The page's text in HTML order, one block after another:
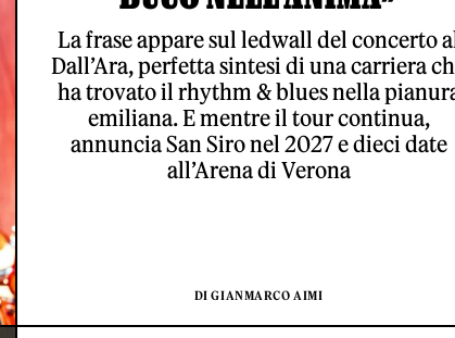
La frase appare sul ledwall del concerto
Dall’Ara, perfetta sintesi di una carriera
ha trovato il rhythm & blues nella
emiliana. E mentre il tour continua,
annuncia San Siro nel 2027 e dieci date
all’Arena di Verona
DI GIANMARCO AIMI